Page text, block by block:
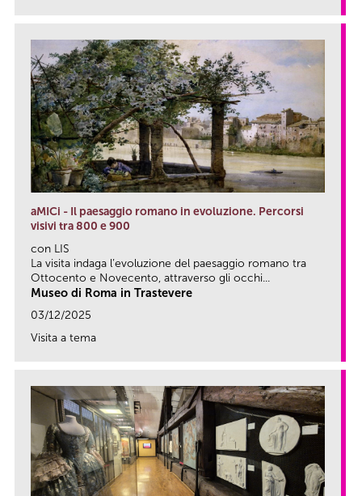
aMICi - Il paesaggio romano in evoluzione. Percorsi
visivi tra 800 e 900
con LIS
La visita indaga l’evoluzione del paesaggio romano tra
Ottocento e Novecento, attraverso gli occhi...
Museo di Roma in Trastevere
03/12/2025
Visita a tema